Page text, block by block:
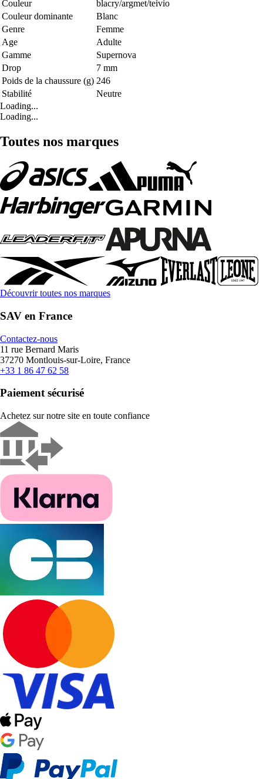
Couleur
blacry/argmet/teivio
Couleur dominante
Blanc
Genre
Femme
Age
Adulte
Gamme
Supernova
Drop
7 mm
Poids de la chaussure (g) 246
Stabilité
Neutre
Loading...
Loading...
Toutes nos marques
Découvrir toutes nos marques
SAV en France
Contactez-nous
11 rue Bernard Maris
37270 Montlouis-sur-Loire, France
+33 1 86 47 62 58
Paiement sécurisé
Achetez sur notre site en toute confiance